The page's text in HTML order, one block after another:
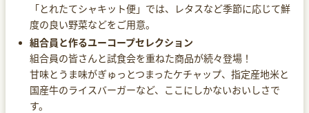
「とれたてシャキット便」では、レタスなど季節に応じて鮮
度の良い野菜などをご用意。
組合員と作るユーコープセレクション
組合員の皆さんと試食会を重ねた商品が続々登場！
甘味とうま味がぎゅっとつまったケチャップ、指定産地米と
国産牛のライスバーガーなど、ここにしかないおいしさで
す。